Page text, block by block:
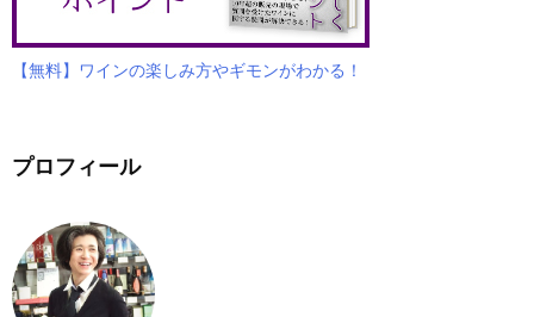
【無料】ワインの楽しみ方やギモンがわかる！
プロフィール